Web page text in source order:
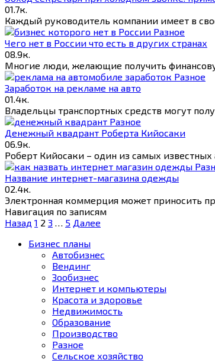
01.7к.
Каждый руководитель компании имеет в
Разное
Чего нет в России что есть в других странах
08.9к.
Многие люди, желающие получить
Разное
Заработок на рекламе на авто
01.4к.
Владельцы транспортных средств могут
Разное
Денежный квадрант Роберта Кийосаки
06.9к.
Роберт Кийосаки – один из самых
Название интернет-магазина одежды
02.4к.
Электронная коммерция может приносить
Навигация по записям
Назад 1 2 3 … 5 Далее
Бизнес планы
Автобизнес
Вендинг
Зообизнес
Интернет и компьютеры
Красота и здоровье
Недвижимость
Образование
Производство
Разное
Сельское хозяйство